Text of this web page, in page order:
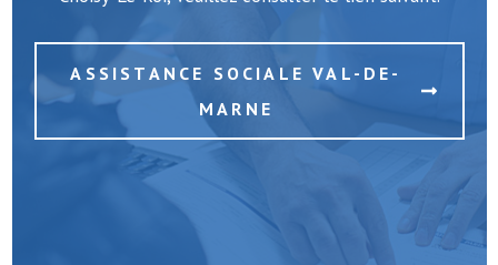
ASSISTANCE SOCIALE VAL-DE-
MARNE